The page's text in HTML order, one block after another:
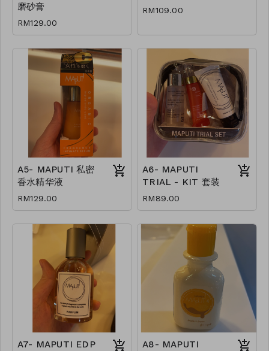
磨砂膏
RM129.00
RM109.00
A5- MAPUTI 私密
香水精华液
RM129.00
A6- MAPUTI
TRIAL - KIT 套装
RM89.00
A7- MAPUTI EDP
A8- MAPUTI